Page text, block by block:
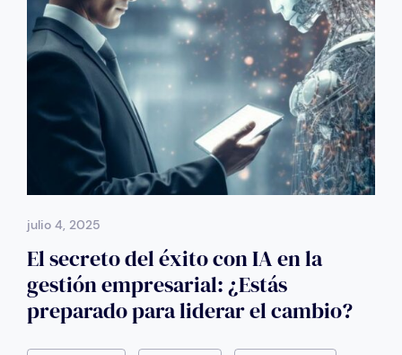
julio 4, 2025
El secreto del éxito con IA en la
gestión empresarial: ¿Estás
preparado para liderar el cambio?